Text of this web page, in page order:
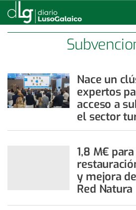
Nace un
expertos
acceso a
el sector
1,8 M€
y mejora
Red Natura